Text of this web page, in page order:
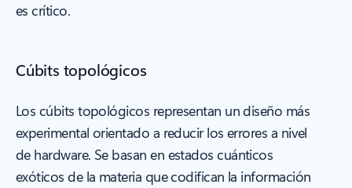
es crítico.
Cúbits topológicos
Los cúbits topológicos representan un diseño más
experimental orientado a reducir los errores a nivel
de hardware. Se basan en estados cuánticos
exóticos de la materia que codifican la información